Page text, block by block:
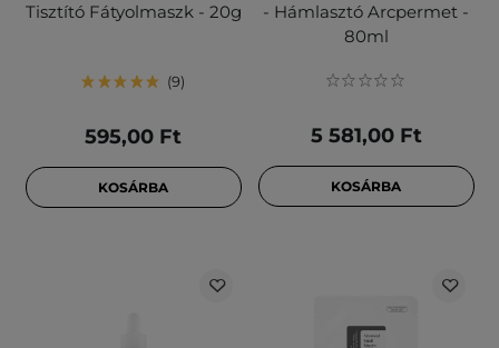
Tisztító Fátyolmaszk - 20g
9
595,00 Ft
KOSÁRBA
- Hámlasztó Arcpermet -
80ml
5 581,00 Ft
KOSÁRBA